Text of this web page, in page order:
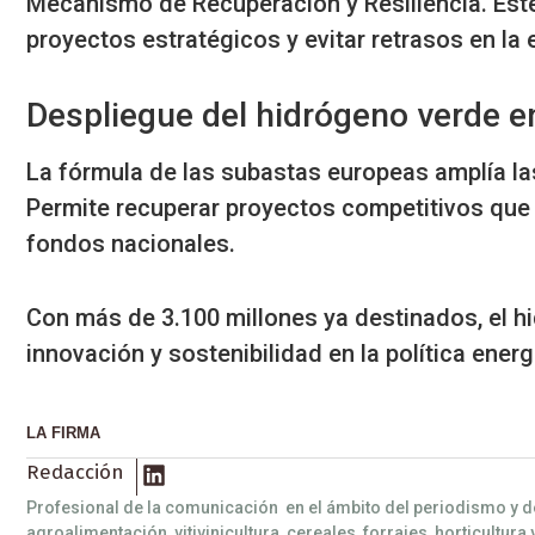
proyectos estratégicos y evitar retrasos en la
Despliegue del hidrógeno verde
La fórmula de las subastas europeas amplía
Permite recuperar proyectos competitivos
fondos nacionales.
Con más de 3.100 millones ya destinados, el
innovación y sostenibilidad en la política
LA FIRMA
Redacción
Profesional de la comunicación en el ámbito del periodismo y